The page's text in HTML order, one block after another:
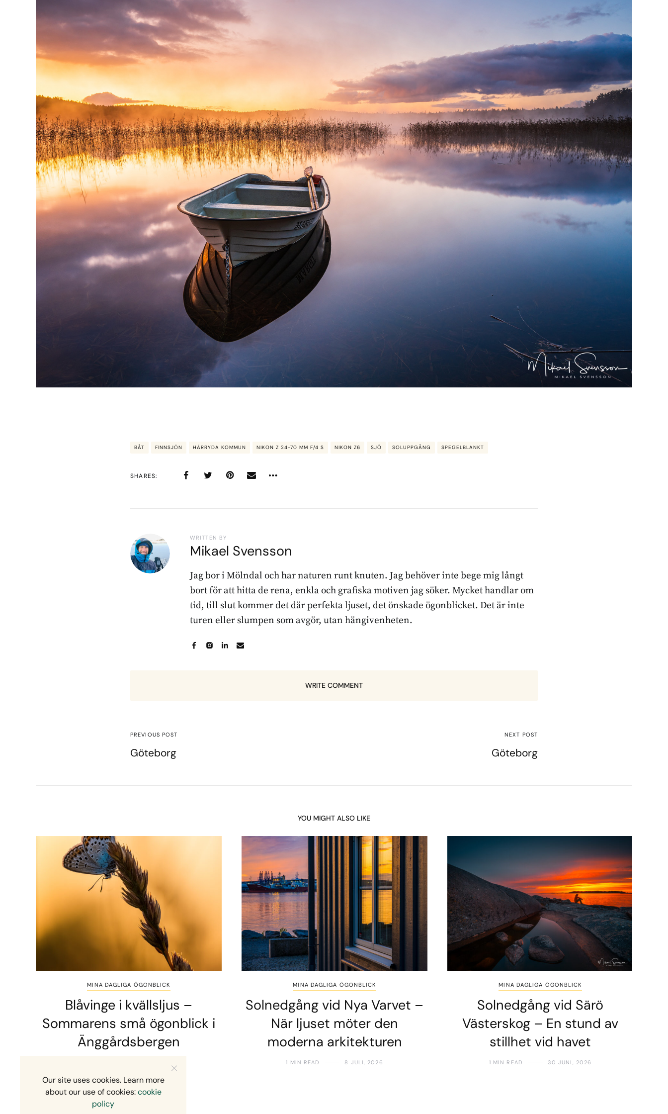
BÅT FINNSJÖN HÄRRYDA KOMMUN NIKON Z 24-70 MM F/4 S NIKON Z6 SJÖ SOLUPPGÅNG SPEGELBLANKT
SHARES
WRITTEN BY
Mikael Svensson
Jag bor i Mölndal och har naturen runt knuten. Jag behöver inte bege mig långt
bort för att hitta de rena, enkla och grafiska motiven jag söker. Mycket handlar om
tid, till slut kommer det där perfekta ljuset, det önskade ögonblicket. Det är inte
turen eller slumpen som avgör, utan hängivenheten.
WRITE COMMENT
PREVIOUS POST
Göteborg
NEXT POST
Göteborg
YOU MIGHT ALSO LIKE
MINA DAGLIGA ÖGONBLICK
Blåvinge i kvällsljus –
Sommarens små ögonblick i
Änggårdsbergen
MINA DAGLIGA ÖGONBLICK
Solnedgång vid Nya Varvet –
När ljuset möter den
moderna arkitekturen
1 MIN READ 8 JULI, 2026
MINA DAGLIGA ÖGONBLICK
Solnedgång vid Särö
Västerskog – En stund av
stillhet vid havet
1 MIN READ 30 JUNI, 2026
Our site uses cookies. Learn more
about our use of cookies:cookie
policy